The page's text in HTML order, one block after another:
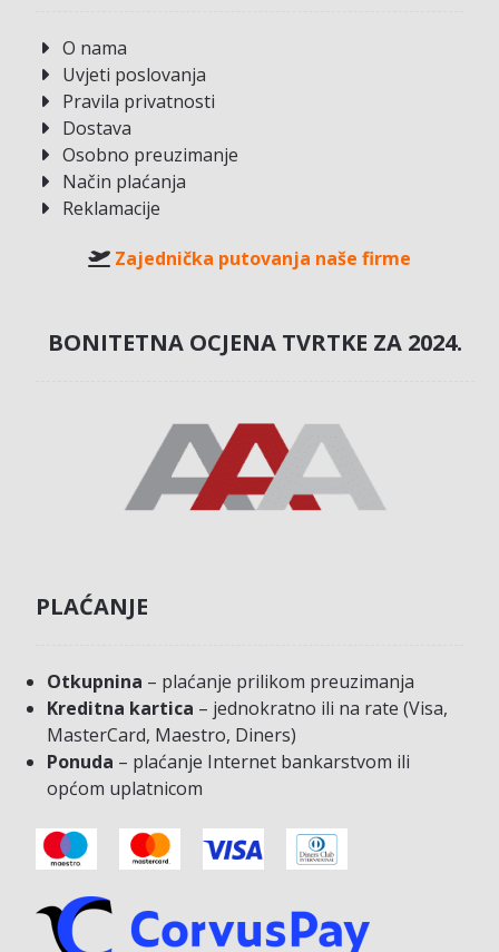
O nama
Uvjeti poslovanja
Pravila privatnosti
Dostava
Osobno preuzimanje
Način plaćanja
Reklamacije
Zajednička putovanja naše firme
BONITETNA OCJENA TVRTKE ZA 2024.
PLAĆANJE
Otkupnina – plaćanje prilikom preuzimanja
Kreditna kartica – jednokratno ili na rate (Visa,
MasterCard, Maestro, Diners)
Ponuda – plaćanje Internet bankarstvom ili
općom uplatnicom